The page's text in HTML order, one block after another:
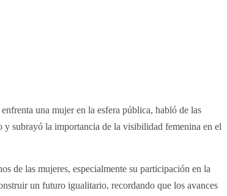
una mujer en la esfera pública, habló de las
subrayó la importancia de la visibilidad femenina en el
de las mujeres, especialmente su participación en la
un futuro igualitario, recordando que los avances